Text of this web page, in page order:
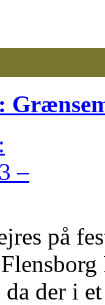
på
da der i